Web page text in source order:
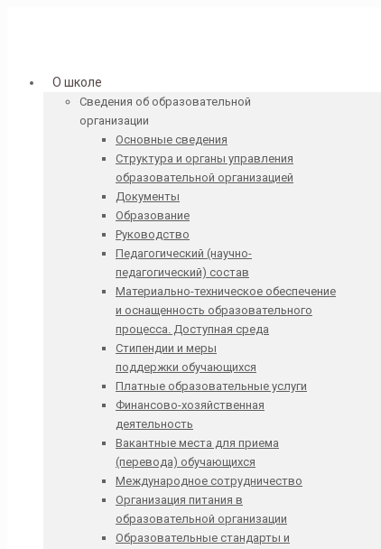
О школе
Сведения об образовательной
организации
Основные сведения
Структура и органы управления
образовательной организацией
Документы
Образование
Руководство
Педагогический (научно-
педагогический) состав
Материально-техническое обеспечение
и оснащенность образовательного
процесса. Доступная среда
Стипендии и меры
поддержки обучающихся
Платные образовательные услуги
Финансово-хозяйственная
деятельность
Вакантные места для приема
(перевода) обучающихся
Международное сотрудничество
Организация питания в
образовательной организации
Образовательные стандарты и